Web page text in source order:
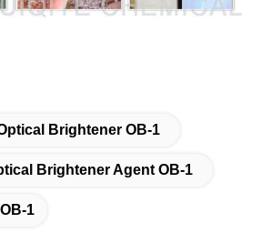
Brightener OB-1
Brightener Agent OB-1
1